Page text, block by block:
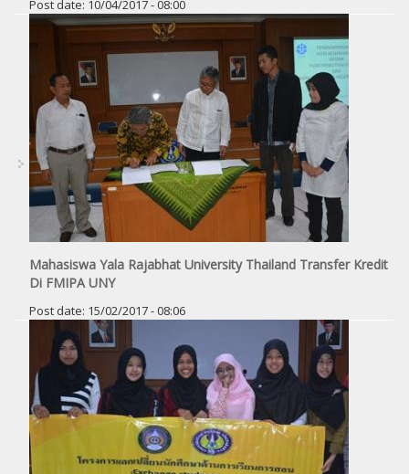
Post date: 10/04/2017 - 08:00
Mahasiswa Yala Rajabhat University Thailand Transfer Kredit
Di FMIPA UNY
Post date: 15/02/2017 - 08:06